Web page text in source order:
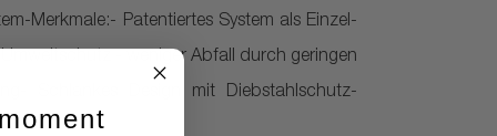
Merkmale:- Patentiertes System als Einzel-
- weniger Abfall durch geringen
Schlankes Design mit Diebstahlschutz-